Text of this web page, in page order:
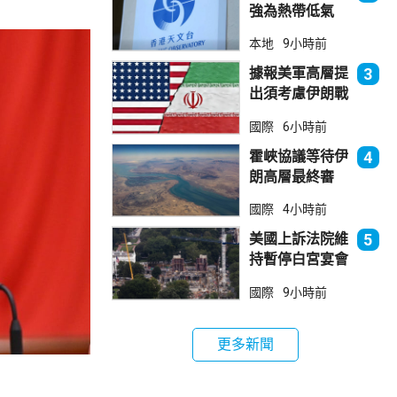
強為熱帶低氣
本港直接威脅不
大
本地 9小時前
據報美軍高層提
出須考慮伊朗戰
3
國際 6小時前
霍峽協議等待伊
朗高層最終審
航道後解除封鎖
4
國際 4小時前
美國上訴法院維
持暫停白宮宴會
5
國際 9小時前
更多新聞